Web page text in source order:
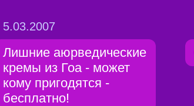
5.03.2007
Лишние аюрведические
кремы из Гоа - может
кому пригодятся -
бесплатно!